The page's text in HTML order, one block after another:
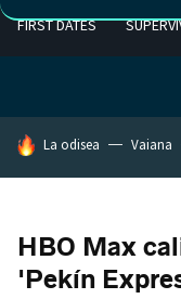
FIRST DATES
HOY SE HABLA DE
La odisea Vaiana
HBO Max
'Pekín